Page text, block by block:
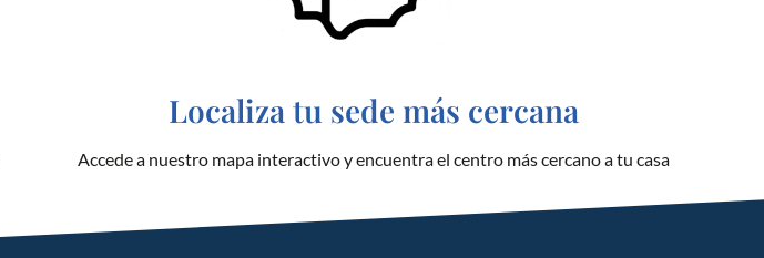
Localiza tu sede más cercana
Accede a nuestro mapa interactivo y encuentra el centro más cercano a tu casa
GNOSIS ESPAÑA